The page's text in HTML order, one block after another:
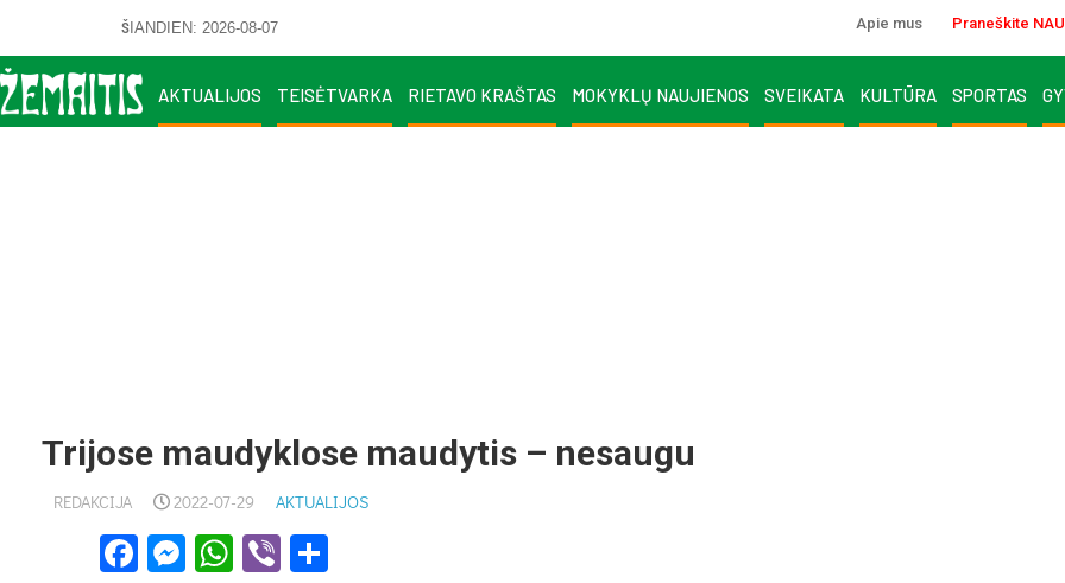
ŠIANDIEN: 2026-08-07 Apie mus Praneškite
AKTUALIJOS TEISĖTVARKA RIETAVO KRAŠTAS MOKYKLŲ NAUJIENOS SVEIKATA KULTŪRA SPORTAS
Trijose maudyklose maudytis – nesaugu
REDAKCIJA 2022-07-29 AKTUALIJOS
Facebook
Messenger
WhatsApp
Viber